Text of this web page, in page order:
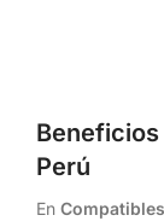
Perú
En